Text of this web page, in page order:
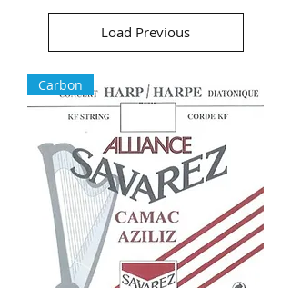
Load Previous
Carbon